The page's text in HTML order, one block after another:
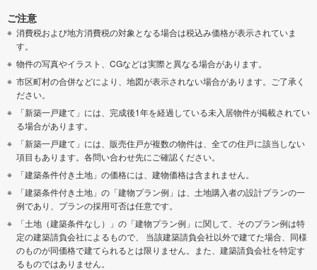
ご注意
消費税および地方消費税の対象となる場合は税込み価格が表示されていま
す。
物件の写真やイラスト、CGなどは実際と異なる場合があります。
市区町村の合併などにより、地図が表示されない場合があります。ご了承く
ださい。
「新築一戸建て」には、完成後1年を経過している未入居物件が掲載されてい
る場合があります。
「新築一戸建て」には、販売住戸が複数の物件は、全ての住戸に該当しない
項目もあります。各問い合わせ先にご確認ください。
「建築条件付き土地」の価格には、建物価格は含まれません。
「建築条件付き土地」の「建物プラン例」は、土地購入者の設計プランの一
例であり、プランの採用可否は任意です。
「土地（建築条件なし）」の「建物プラン例」に関して、そのプラン例は特
定の建築請負会社によるもので、 当該建築請負会社以外で建てた場合、同様
のものが同価格で建てられるとは限りません。また、建築請負会社を特定す
るものではありません。